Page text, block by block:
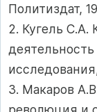
Политиздат,
2. Кугель С.А.
3. Макаров